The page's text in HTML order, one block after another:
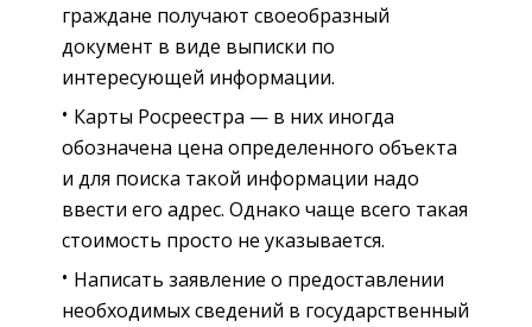
граждане получают своеобразный
документ в виде выписки по
интересующей информации.
Карты Росреестра — в них иногда
обозначена цена определенного объекта
и для поиска такой информации надо
ввести его адрес. Однако чаще всего такая
стоимость просто не указывается.
Написать заявление о предоставлении
необходимых сведений в государственный